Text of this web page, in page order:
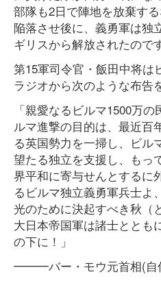
部隊も2日で陣地を放棄す
陥落させ後に、義勇軍は独
ギリスから解放されたので
第15軍司令官・飯田中将は
ラジオから次のような布告
「親愛なるビルマ1500万
ルマ進撃の目的は、最近百
る英国勢力を一掃し、ビル
望たる独立を支援し、もっ
界平和に寄与せんとするに
るビルマ独立義勇軍兵士よ
光のために決起すべき秋（
大日本帝国軍は諸士ととも
の下に！」
━━━バー・モウ元首相(自